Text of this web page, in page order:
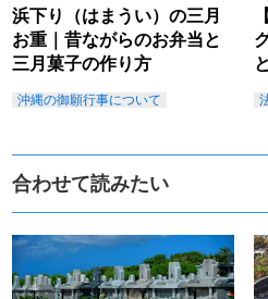
浜下り（はまうい）の三月
お重｜昔ながらのお弁当と
三月菓子の作り方
沖縄の御願行事について
合わせて読みたい